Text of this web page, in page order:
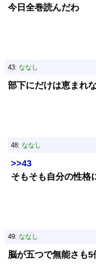
今日全巻読んだわ
43: ななし
部下にだけは恵まれ
48: ななし
>>43
そもそも自分の性格
49: ななし
脳が五つで無能さも5